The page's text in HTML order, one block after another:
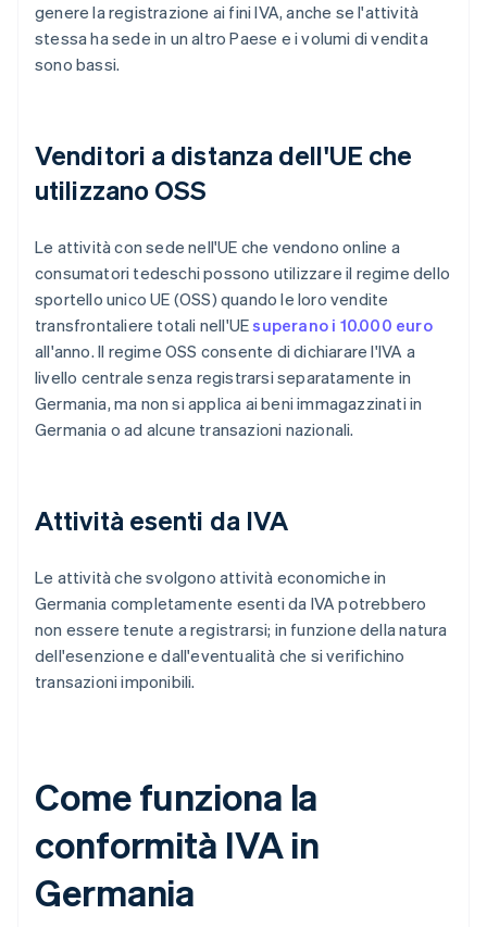
genere la registrazione ai fini IVA, anche se l'attività
stessa ha sede in un altro Paese e i volumi di vendita
sono bassi.
Venditori a distanza dell'UE che
utilizzano OSS
Le attività con sede nell'UE che vendono online a
consumatori tedeschi possono utilizzare il regime dello
sportello unico UE (OSS) quando le loro vendite
transfrontaliere totali nell'UEsuperano i 10.000 euro
all'anno. Il regime OSS consente di dichiarare l'IVA a
livello centrale senza registrarsi separatamente in
Germania, ma non si applica ai beni immagazzinati in
Germania o ad alcune transazioni nazionali.
Attività esenti da IVA
Le attività che svolgono attività economiche in
Germania completamente esenti da IVA potrebbero
non essere tenute a registrarsi; in funzione della natura
dell'esenzione e dall'eventualità che si verifichino
transazioni imponibili.
Come funziona la
conformità IVA in
Germania